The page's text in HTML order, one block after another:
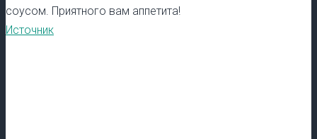
соусом. Приятного вам аппетита!
Источник